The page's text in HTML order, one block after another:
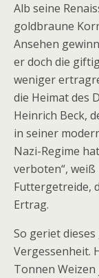
Alb seine
goldbraune
Ansehen
er doch die
weniger
die Heimat des
Heinrich Beck,
in seiner
Nazi-Regime
verboten“,
Futtergetreide,
Ertrag.
So geriet
Vergessenheit.
Tonnen Weizen